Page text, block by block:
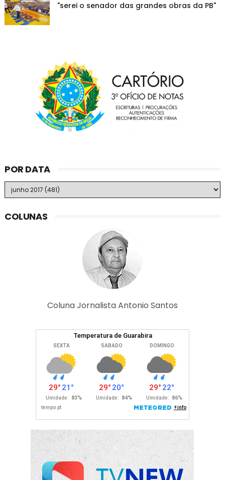
"serei o senador das grandes obras da PB"
POR DATA
COLUNAS
Coluna Jornalista Antonio Santos